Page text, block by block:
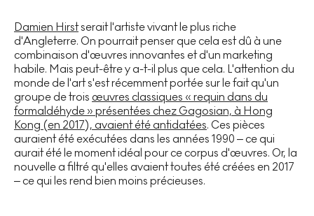
Damien Hirstserait l'artiste vivant le plus riche
d'Angleterre. On pourrait penser que cela est dû à une
combinaison d'œuvres innovantes et d'un marketing
habile. Mais peut-être y a-t-il plus que cela. L'attention du
monde de l'art s'est récemment portée sur le fait qu'un
groupe de trois œuvres classiques « requin dans du
formaldéhyde » présentées chez Gagosian, à Hong
Kong (en 2017), avaient été antidatées. Ces pièces
auraient été exécutées dans les années 1990 – ce qui
aurait été le moment idéal pour ce corpus d'œuvres. Or, la
nouvelle a filtré qu'elles avaient toutes été créées en 2017
– ce qui les rend bien moins précieuses.